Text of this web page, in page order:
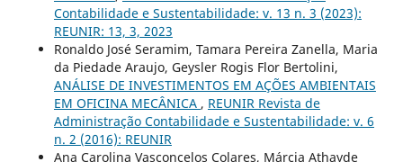
Contabilidade e Sustentabilidade: v. 13 n. 3 (2023):
REUNIR: 13, 3, 2023
Ronaldo José Seramim, Tamara Pereira Zanella, Maria
da Piedade Araujo, Geysler Rogis Flor Bertolini,
ANÁLISE DE INVESTIMENTOS EM AÇÕES AMBIENTAIS
EM OFICINA MECÂNICA , REUNIR Revista de
Administração Contabilidade e Sustentabilidade: v. 6
n. 2 (2016): REUNIR
Ana Carolina Vasconcelos Colares, Márcia Athayde